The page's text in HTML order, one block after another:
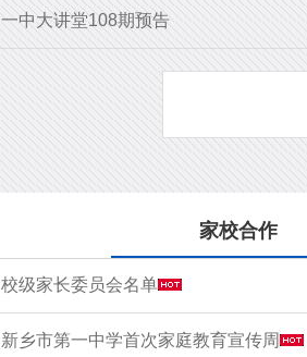
一中大讲堂108期预告
家校合作
校级家长委员会名单
新乡市第一中学首次家庭教育宣传周